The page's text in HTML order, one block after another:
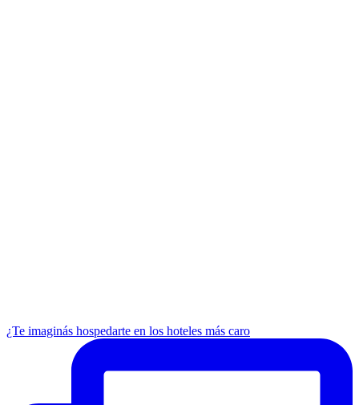
¿Te imaginás hospedarte en los hoteles más caro